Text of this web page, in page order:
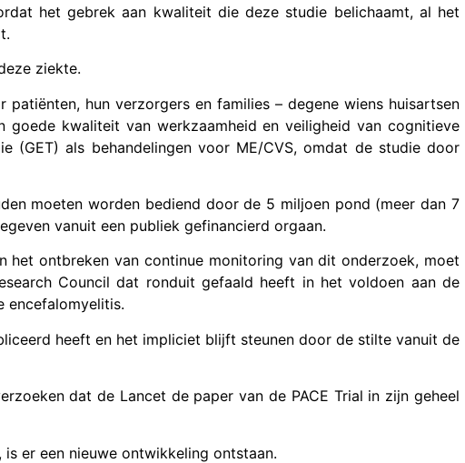
het gebrek aan kwaliteit die deze studie belichaamt, al het
ziekte.
hun verzorgers en families – degene wiens huisartsen
goede kwaliteit van werkzaamheid en veiligheid van cognitieve
(GET) als behandelingen voor ME/CVS, omdat de studie door
moeten worden bediend door de 5 miljoen pond (meer dan 7
vanuit een publiek gefinancierd orgaan.
het ontbreken van continue monitoring van dit onderzoek, moet
Council dat ronduit gefaald heeft in het voldoen aan de
encefalomyelitis.
heeft en het impliciet blijft steunen door de stilte vanuit de
dat de Lancet de paper van de PACE Trial in zijn geheel
er een nieuwe ontwikkeling ontstaan.